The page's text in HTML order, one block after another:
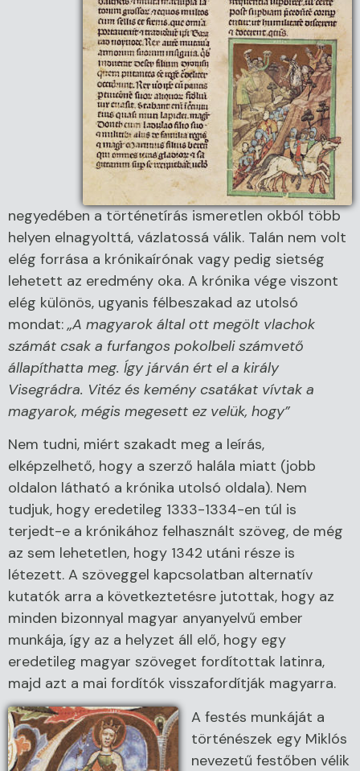
negyedében a történetírás ismeretlen okból több
helyen elnagyolttá, vázlatossá válik. Talán nem volt
elég forrása a krónikaírónak vagy pedig sietség
lehetett az eredmény oka. A krónika vége viszont
elég különös, ugyanis félbeszakad az utolsó
mondat:„A magyarok által ott megölt vlachok
számát csak a furfangos pokolbeli számvető
állapíthatta meg. Így járván ért el a király
Visegrádra. Vitéz és kemény csatákat vívtak a
magyarok, mégis megesett ez velük, hogy”
Nem tudni, miért szakadt meg a leírás,
elképzelhető, hogy a szerző halála miatt (jobb
oldalon látható a krónika utolsó oldala). Nem
tudjuk, hogy eredetileg 1333-1334-en túl is
terjedt-e a krónikához felhasznált szöveg, de még
az sem lehetetlen, hogy 1342 utáni része is
létezett. A szöveggel kapcsolatban alternatív
kutatók arra a következtetésre jutottak, hogy az
minden bizonnyal magyar anyanyelvű ember
munkája, így az a helyzet áll elő, hogy egy
eredetileg magyar szöveget fordítottak latinra,
majd azt a mai fordítók visszafordítják magyarra.
A festés munkáját a
történészek egy Miklós
nevezetű festőben vélik